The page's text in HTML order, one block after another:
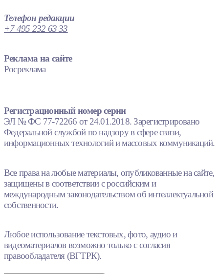
Телефон редакции
+7 495 232 63 33
Реклама на сайте
Росреклама
Регистрационный номер серии
ЭЛ № ФС 77-72266 от 24.01.2018. Зарегистрировано
Федеральной службой по надзору в сфере связи,
информационных технологий и массовых коммуникаций.
Все права на любые материалы, опубликованные на сайте,
защищены в соответствии с российским и
международным законодательством об интеллектуальной
собственности.
Любое использование текстовых, фото, аудио и
видеоматериалов возможно только с согласия
правообладателя (ВГТРК).